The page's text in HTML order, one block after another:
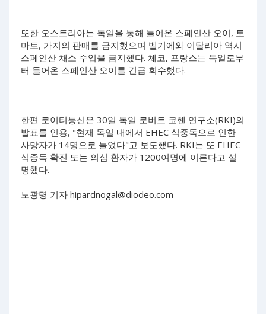
또한 오스트리아는 독일을 통해 들어온 스페인산 오이, 토
마토, 가지의 판매를 금지했으며 벨기에와 이탈리아 역시
스페인산 채소 수입을 금지했다. 체코, 프랑스는 독일로부
터 들어온 스페인산 오이를 긴급 회수했다.
한편 로이터통신은 30일 독일 로버트 코헨 연구소(RKI)의
발표를 인용, "현재 독일 내에서 EHEC 식중독으로 인한
사망자가 14명으로 늘었다"고 보도했다. RKI는 또 EHEC
식중독 확진 또는 의심 환자가 1200여명에 이른다고 설
명했다.
노광명 기자 hipardnogal@diodeo.com